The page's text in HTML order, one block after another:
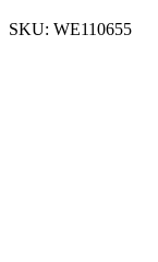
SKU: WE110655